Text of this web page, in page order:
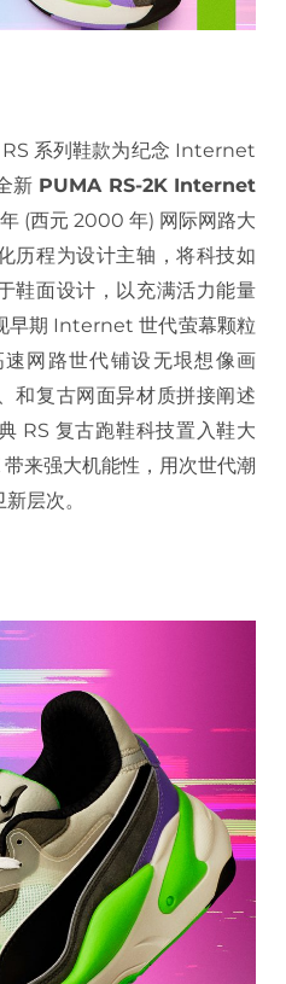
系列鞋款为纪念 Internet
新 PUMA RS-2K Internet
(西元 2000 年) 网际网路大
历程为设计主轴，将科技如
鞋面设计，以充满活力能量
早期 Internet 世代萤幕颗粒
网路世代铺设无垠想像画
和复古网面异材质拼接阐述
RS 复古跑鞋科技置入鞋大
来强大机能性，用次世代潮
层次。